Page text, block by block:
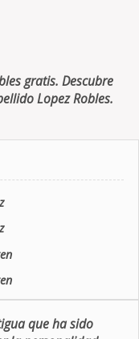
gratis. Descubre
Lopez Robles.
que ha sido